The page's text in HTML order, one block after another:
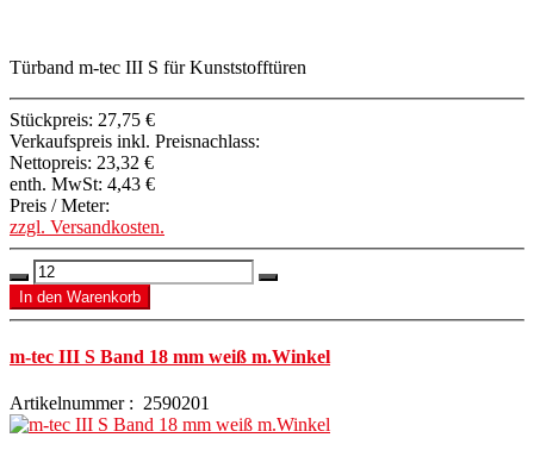
Türband m-tec III S für Kunststofftüren
Stückpreis: 27,75 €
Verkaufspreis inkl. Preisnachlass:
Nettopreis: 23,32 €
enth. MwSt: 4,43 €
Preis / Meter:
zzgl. Versandkosten.
m-tec III S Band 18 mm weiß m.Winkel
Artikelnummer : 2590201